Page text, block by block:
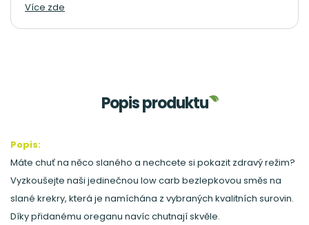
Více zde
Popis produktu
Popis:
Máte chuť na něco slaného a nechcete si pokazit zdravý režim?
Vyzkoušejte naši jedinečnou low carb bezlepkovou směs na
slané krekry, která je namíchána z vybraných kvalitních surovin.
Díky přidanému oreganu navíc chutnají skvěle.